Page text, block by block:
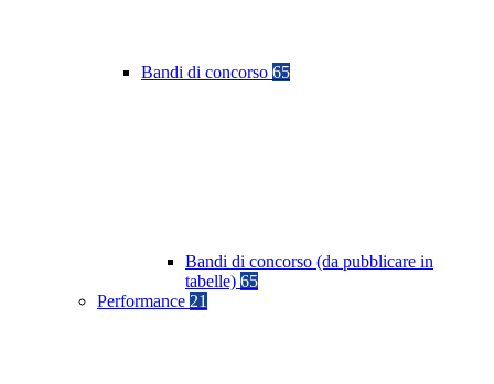
Bandi di concorso 65
Bandi di concorso (da pubblicare in
tabelle) 65
Performance 21